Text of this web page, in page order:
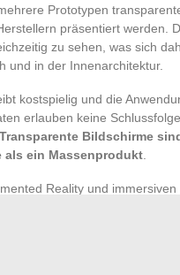
Prototypen
präsentiert werden.
zu sehen, was sich
und in der Innenarchitektur.
kostspielig und die
erlauben keine
Transparente Bildschirme
als ein Massenprodukt
Reality und